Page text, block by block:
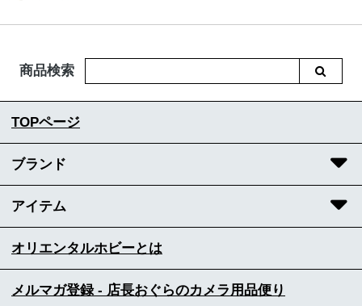
商品検索
TOPページ
ブランド
アイテム
オリエンタルホビーとは
メルマガ登録 - 店長おぐらのカメラ用品便り